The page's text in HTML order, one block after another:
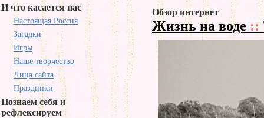
И что касается нас
Настоящая Россия
Загадки
Игры
Наше творчество
Лица сайта
Праздники
Познаем себя и
рефлексируем
Обзор интернет
Жизнь на воде ::